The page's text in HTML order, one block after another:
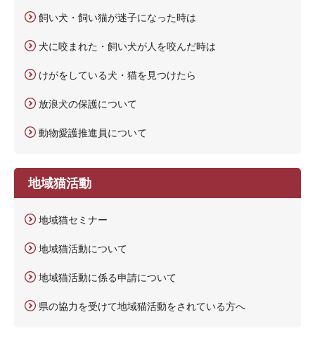
飼い犬・飼い猫が迷子になった時は
犬に咬まれた・飼い犬が人を咬んだ時は
けがをしている犬・猫を見つけたら
放浪犬の保護について
動物愛護推進員について
地域猫活動
地域猫セミナー
地域猫活動について
地域猫活動に係る申請について
県の協力を受けて地域猫活動をされている方へ